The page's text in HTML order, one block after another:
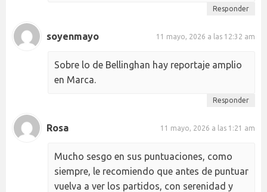
Responder
soyenmayo 11 mayo, 2026 a las 12:32 am
Sobre lo de Bellinghan hay reportaje amplio
en Marca.
Responder
Rosa 11 mayo, 2026 a las 1:21 am
Mucho sesgo en sus puntuaciones, como
siempre, le recomiendo que antes de puntuar
vuelva a ver los partidos, con serenidad y